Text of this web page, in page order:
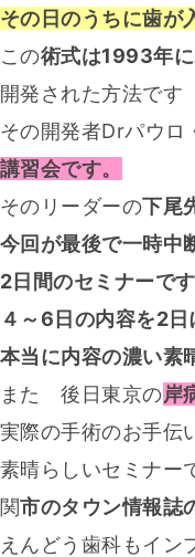
その日のうちに歯が
この術式は1993年
開発された方法です
その開発者Drパウロ
講習会です。
そのリーダーの下尾
今回が最後で一時中
2日間のセミナーで
４～6日の内容を2
本当に内容の濃い素
また 後日東京の岸
実際の手術のお手伝
素晴らしいセミナー
関市のタウン情報誌
えんどう歯科もイン